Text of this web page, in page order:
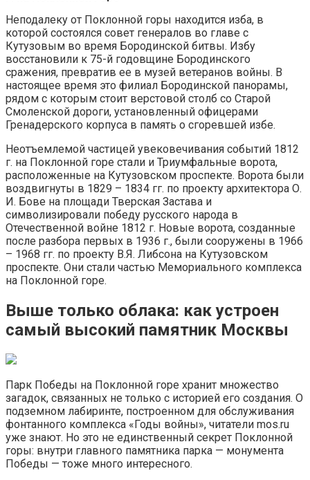
Неподалеку от Поклонной горы находится изба, в
которой состоялся совет генералов во главе с
Кутузовым во время Бородинской битвы. Избу
восстановили к 75-й годовщине Бородинского
сражения, превратив ее в музей ветеранов войны. В
настоящее время это филиал Бородинской панорамы,
рядом с которым стоит верстовой столб со Старой
Смоленской дороги, установленный офицерами
Гренадерского корпуса в память о сгоревшей избе.
Неотъемлемой частицей увековечивания событий 1812
г. на Поклонной горе стали и Триумфальные ворота,
расположенные на Кутузовском проспекте. Ворота были
воздвигнуты в 1829 – 1834 гг. по проекту архитектора О.
И. Бове на площади Тверская Застава и
символизировали победу русского народа в
Отечественной войне 1812 г. Новые ворота, созданные
после разбора первых в 1936 г., были сооружены в 1966
– 1968 гг. по проекту В.Я. Либсона на Кутузовском
проспекте. Они стали частью Мемориального комплекса
на Поклонной горе.
Выше только облака: как устроен
самый высокий памятник Москвы
Парк Победы на Поклонной горе хранит множество
загадок, связанных не только с историей его создания. О
подземном лабиринте, построенном для обслуживания
фонтанного комплекса «Годы войны», читатели mos.ru
уже знают. Но это не единственный секрет Поклонной
горы: внутри главного памятника парка — монумента
Победы — тоже много интересного.